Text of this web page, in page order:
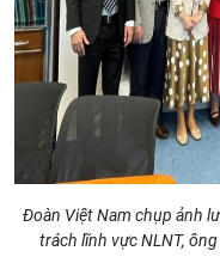
Đoàn Việt Nam chụp ảnh
trách lĩnh vực NLNT,